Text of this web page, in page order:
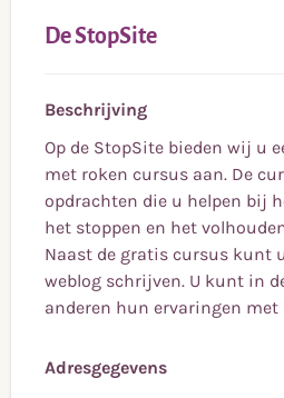
De StopSite
Beschrijving
Op de StopSite bieden wij u
met roken cursus aan. De
opdrachten die u helpen bij
het stoppen en het
Naast de gratis cursus kunt
weblog schrijven. U kunt in
anderen hun ervaringen met
Adresgegevens